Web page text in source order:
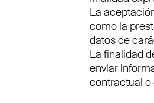
La
como la
datos de
La finalidad
enviar
contractual o